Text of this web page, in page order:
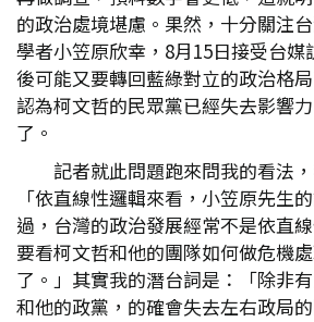
的政治處境堪慮。果然，十分關注
學者小笠原欣幸，8月15日接受台
後可能又要轉回藍綠對立的政治格
認為柯文哲的民眾黨已經失去影響
了。
記者就此問題跑來問我的看法
「依直線性邏輯來看，小笠原先生
過，台灣的政治發展經常不是依直
要看柯文哲和他的團隊如何做危機
了。」其實我的潛台詞是：「除非
和他的政黨，的確會失去左右政局的